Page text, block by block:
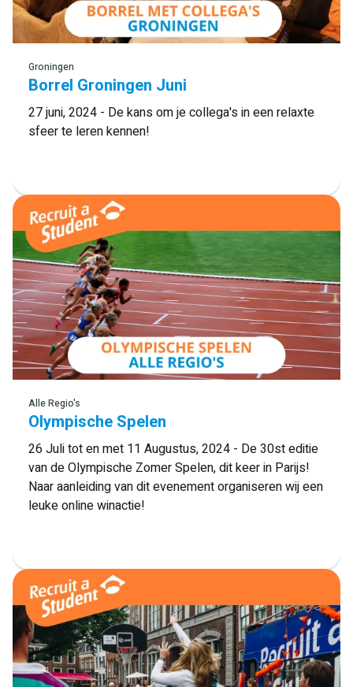
Lees meer
Groningen
Borrel Groningen Juni
27 juni, 2024 - De kans om je collega's in een relaxte
sfeer te leren kennen!
Lees meer
Alle Regio's
Olympische Spelen
26 Juli tot en met 11 Augustus, 2024 - De 30st editie
van de Olympische Zomer Spelen, dit keer in Parijs!
Naar aanleiding van dit evenement organiseren wij een
leuke online winactie!